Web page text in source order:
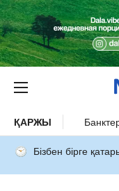
ҚАРЖЫ
Бізбен бірге